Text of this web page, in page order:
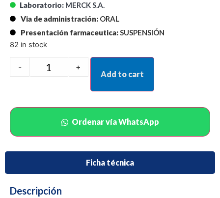
Laboratorio: MERCK S.A.
Via de administración: ORAL
Presentación farmaceutica:SUSPENSIÓN
82 in stock
- +
Add to cart
Ordenar vía WhatsApp
Ficha técnica
Descripción